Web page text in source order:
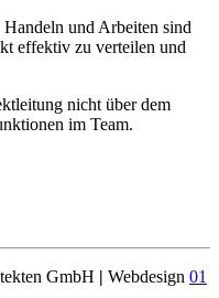
und Arbeiten sind
effektiv zu verteilen und
nicht über dem
im Team.
GmbH | Webdesign 01